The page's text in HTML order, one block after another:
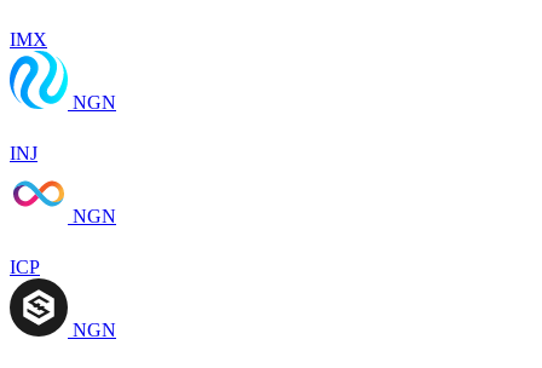
IMX
NGN
INJ
NGN
ICP
NGN